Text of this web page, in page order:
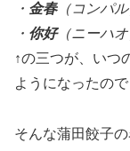
・ 金春（コンパル
・ 你好（ニーハオ
↑の三つが、いつ
ようになったので
そんな蒲田餃子